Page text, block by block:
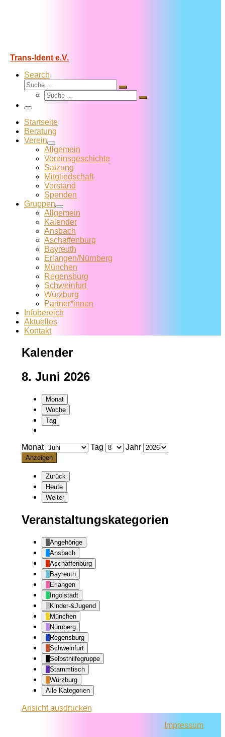
Trans-Ident e.V.
Search
Suche
Suche
Suche
Suche
Menü
Startseite
Beratung
Verein
Allgemein
Vereins­geschichte
Satzung
Mitglied­schaft
Vorstand
Spenden
Gruppen
Allgemein
Kalender
Ansbach
Aschaffenburg
Bayreuth
Erlangen/Nürnberg
München
Regensburg
Schweinfurt
Würzburg
Partner*innen
Infobereich
Aktuelles
Kontakt
Kalender
8. Juni 2026
Monat
Woche
Tag
Monat Tag Jahr
Zurück
Heute
Weiter
Veranstaltungskategorien
Angehörige
Ansbach
Aschaffenburg
Bayreuth
Erlangen
Ingolstadt
Kinder-&Jugend
München
Nürnberg
Regensburg
Schweinfurt
Selbsthilfegruppe
Stammtisch
Würzburg
Alle Kategorien
Ansichtausdrucken
Impressum